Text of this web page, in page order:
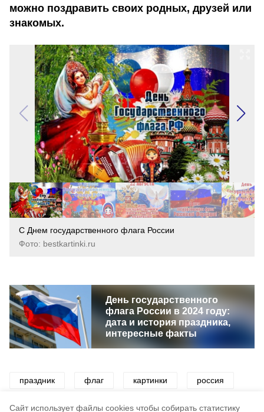
Cайт использует файлы cookies чтобы собирать статистику
можно поздравить своих родных, друзей или
знакомых.
С Днем государственного флага России
Фото: bestkartinki.ru
День государственного
флага России в 2024 году:
дата и история праздника,
интересные факты
праздник флаг картинки россия
флаг россии открытки поздравления